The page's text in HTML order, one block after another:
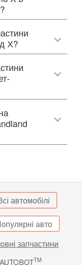
Х?
автомобілі
авто
запчастини
TM